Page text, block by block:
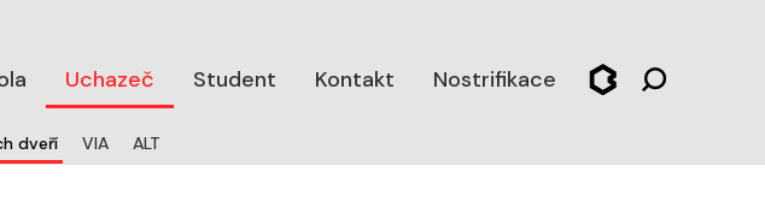
Uchazeč Student Kontakt Nostrifikace
dveří (aktuální)
VIA ALT